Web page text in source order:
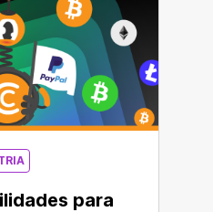
para